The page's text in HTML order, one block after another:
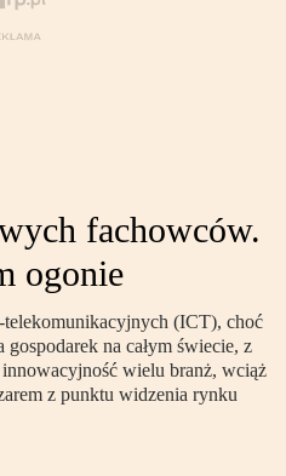
fachowców.
ogonie
(ICT), choć
na całym świecie, z
wielu branż, wciąż
z punktu widzenia rynku